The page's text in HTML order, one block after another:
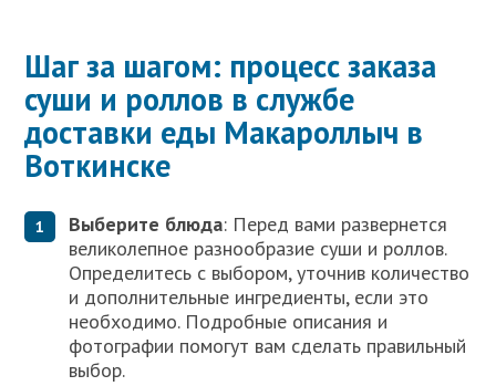
Шаг за шагом: процесс заказа
суши и роллов в службе
доставки еды Макароллыч в
Воткинске
Выберите блюда: Перед вами развернется
великолепное разнообразие суши и роллов.
Определитесь с выбором, уточнив количество
и дополнительные ингредиенты, если это
необходимо. Подробные описания и
фотографии помогут вам сделать правильный
выбор.